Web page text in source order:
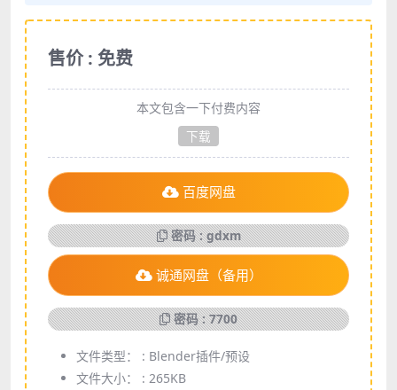
售价 : 免费
本文包含一下付费内容
下载
百度网盘
密码 : gdxm
诚通网盘（备用）
密码 : 7700
文件类型： : Blender插件/预设
文件大小： : 265KB